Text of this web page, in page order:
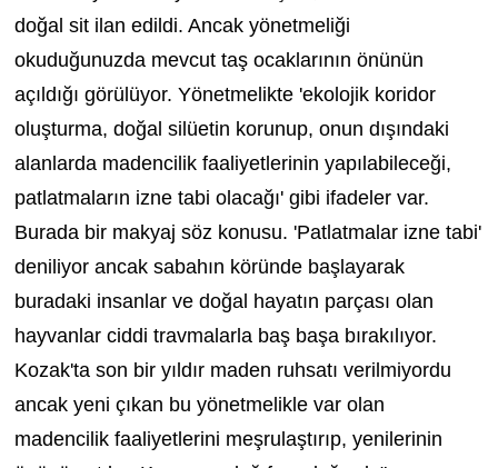
doğal sit ilan edildi. Ancak yönetmeliği
okuduğunuzda mevcut taş ocaklarının önünün
açıldığı görülüyor. Yönetmelikte 'ekolojik koridor
oluşturma, doğal silüetin korunup, onun dışındaki
alanlarda madencilik faaliyetlerinin yapılabileceği,
patlatmaların izne tabi olacağı' gibi ifadeler var.
Burada bir makyaj söz konusu. 'Patlatmalar izne tabi'
deniliyor ancak sabahın köründe başlayarak
buradaki insanlar ve doğal hayatın parçası olan
hayvanlar ciddi travmalarla baş başa bırakılıyor.
Kozak'ta son bir yıldır maden ruhsatı verilmiyordu
ancak yeni çıkan bu yönetmelikle var olan
madencilik faaliyetlerini meşrulaştırıp, yenilerinin